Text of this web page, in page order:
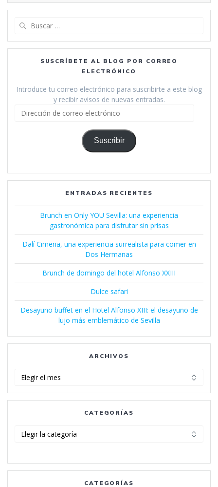
SUSCRÍBETE AL BLOG POR CORREO
ELECTRÓNICO
Introduce tu correo electrónico para suscribirte a este blog
y recibir avisos de nuevas entradas.
Dirección
de
correo
electrónico
Suscribir
ENTRADAS RECIENTES
Brunch en Only YOU Sevilla: una experiencia
gastronómica para disfrutar sin prisas
Dalí Cimena, una experiencia surrealista para comer en
Dos Hermanas
Brunch de domingo del hotel Alfonso XXIII
Dulce safari
Desayuno buffet en el Hotel Alfonso XIII: el desayuno de
lujo más emblemático de Sevilla
ARCHIVOS
CATEGORÍAS
CATEGORÍAS